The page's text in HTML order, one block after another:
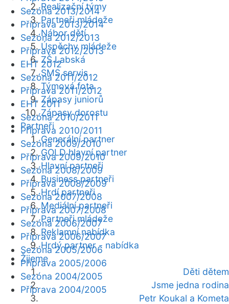
Realizační týmy
Partneři mládeže
Nábor dětí
Úspěchy mládeže
ZŠ Labská
SMS servis
Týmová fota
Zápasy juniorů
Zápasy dorostu
Partneři
Generální partner
GOLD hlavní partner
Hlavní partneři
Business partneři
Hrdí partneři
Mediální partneři
Partneři mládeže
Reklamní nabídka
Hrdý partner - nabídka
Žijeme
Děti dětem
Jsme jedna rodina
Petr Koukal a Kometa
Sezóna 2013/2014
Příprava 2013/2014
Sezóna 2012/2013
Příprava 2012/2013
EHT 2012
Sezóna 2011/2012
Příprava 2011/2012
EHT 2011
Sezóna 2010/2011
Příprava 2010/2011
Sezóna 2009/2010
Příprava 2009/2010
Sezóna 2008/2009
Příprava 2008/2009
Sezóna 2007/2008
Příprava 2007/2008
Sezóna 2006/2007
Příprava 2006/2007
Sezóna 2005/2006
Příprava 2005/2006
Sezóna 2004/2005
Příprava 2004/2005